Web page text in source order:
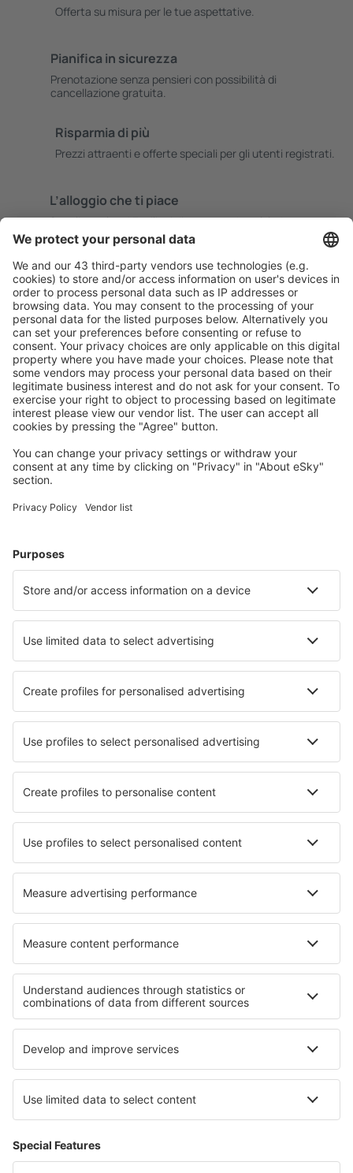
Offerta su misura per le tue aspettative.
Pianifica in sicurezza
Prenotazione senza pensieri con possibilità di
cancellazione gratuita.
Risparmia di più
Prezzi attraenti e offerte speciali per gli utenti registrati.
L’alloggio che ti piace
Scegli tra oltre 1,3 milioni di strutture: hotel, lodge,
appartamenti e altri.
Le strutture più ricercate dagli utenti eSky
Pernottamenti in Italia - Città popolari
Pernottamenti a Roma Pernottamenti a Napoli
Pernottamenti a Milano Pernottamenti a Palermo
Pernottamenti a Firenze Pernottamenti in Scicli
Pernottamenti a Bologna Pernottamenti in Messina
Pernottamenti in La Motte
Pernottamenti in Böbingen an der Rems
Pernottamenti in Oban Pernottamenti in Breil-sur-Roya
Pernottamenti in Millingen aan de Rijn
Pernottamenti in Criquetot-sur-Longueville
Pernottamenti in Finlayson Pernottamenti in Psathopirgos
Le migliori sistemazioni - zone
Pernottamenti in Sardegna Pernottamenti in Val di Fassa
Pernottamenti in Italian Alps Pernottamenti in Campania
Pernottamenti a Fernando de Noronha
Pernottamenti a Parco nazionale Karkonosze
Pernottamenti a Parco nazionale Pieniny
Pernottamenti nel Midi-Pirenei
Pernottamenti in Dalaman Regione